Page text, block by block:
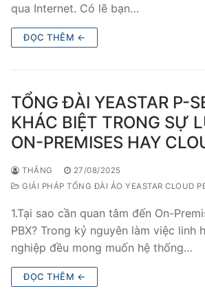
qua Internet. Có lẽ bạn…
ĐỌC THÊM ←
TỔNG ĐÀI YEASTAR P-
KHÁC BIỆT TRONG SỰ
ON-PREMISES HAY
THẮNG
27/08/2025
GIẢI PHÁP TỔNG ĐÀI ẢO YEASTAR CLOUD
1.Tại sao cần quan tâm đến On-
PBX? Trong kỷ nguyên làm việc linh
nghiệp đều mong muốn hệ thống…
ĐỌC THÊM ←